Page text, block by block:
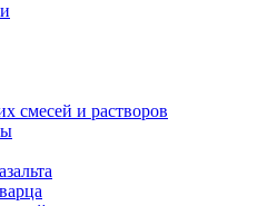
смесей и растворов